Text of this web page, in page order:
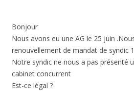
Bonjour
Nous avons eu une AG le 25 juin
renouvellement de mandat de syndic
Notre syndic ne nous a pas présenté
cabinet concurrent
Est-ce légal ?